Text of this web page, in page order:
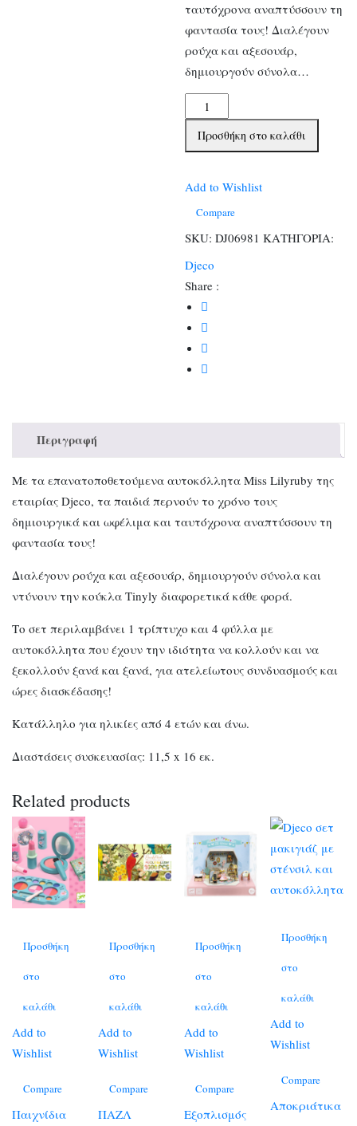
ταυτόχρονα αναπτύσσουν τη
φαντασία τους! Διαλέγουν
ρούχα και αξεσουάρ,
δημιουργούν σύνολα…
Djeco
Αυτοκόλλητα
επανατοποθετούμενα
4
κάρτες
ποσότητα
Προσθήκη στο καλάθι
Add to Wishlist
Compare
SKU: DJ06981 ΚΑΤΗΓΟΡΙΑ:
Djeco
Share :
Περιγραφή
Με τα επανατοποθετούμενα αυτοκόλλητα Miss Lilyruby της
εταιρίας Djeco, τα παιδιά περνούν το χρόνο τους
δημιουργικά και ωφέλιμα και ταυτόχρονα αναπτύσσουν τη
φαντασία τους!
Διαλέγουν ρούχα και αξεσουάρ, δημιουργούν σύνολα και
ντύνουν την κούκλα Tinyly διαφορετικά κάθε φορά.
Το σετ περιλαμβάνει 1 τρίπτυχο και 4 φύλλα με
αυτοκόλλητα που έχουν την ιδιότητα να κολλούν και να
ξεκολλούν ξανά και ξανά, για ατελείωτους συνδυασμούς και
ώρες διασκέδασης!
Κατάλληλο για ηλικίες από 4 ετών και άνω.
Διαστάσεις συσκευασίας: 11,5 x 16 εκ.
Related products
Προσθήκη
στο
καλάθι
Add to
Wishlist
Compare
Παιχνίδια
Προσθήκη
στο
καλάθι
Add to
Wishlist
Compare
ΠΑΖΛ
Προσθήκη
στο
καλάθι
Add to
Wishlist
Compare
Εξοπλισμός
Προσθήκη
στο
καλάθι
Add to
Wishlist
Compare
Αποκριάτικα